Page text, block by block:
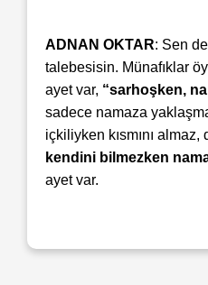
ADNAN OKTAR: Sen
talebesisin. Münafıklar
ayet var, “sarhoşken,
sadece namaza
içkiliyken kısmını almaz,
kendini bilmezken
ayet var.